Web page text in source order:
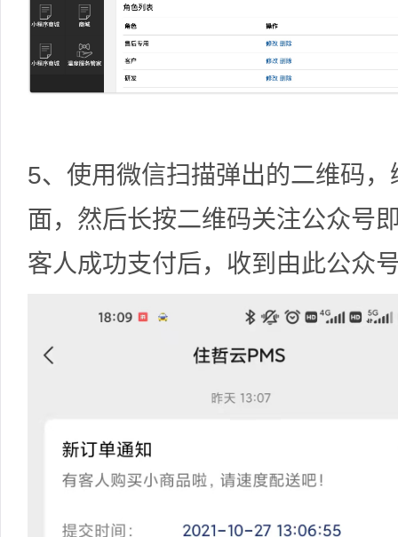
5、使用微信扫描弹出的二维码
面，然后长按二维码关注公众号
客人成功支付后，收到由此公众